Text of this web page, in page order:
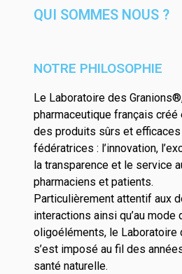
QUI SOMMES NOUS ?
NOTRE PHILOSOPHIE
Le Laboratoire des
pharmaceutique français créé
des produits sûrs et
fédératrices : l’innovation,
la transparence et le service
pharmaciens et patients.
Particulièrement attentif aux
interactions ainsi qu’au mode
oligoéléments, le Laboratoire
s’est imposé au fil des
santé naturelle.